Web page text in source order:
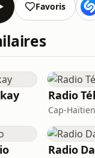
Favoris
Radio
Cap-Haïtien
Radio